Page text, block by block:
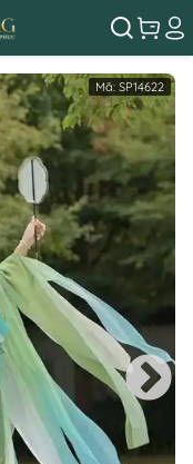
Mã: SP14622